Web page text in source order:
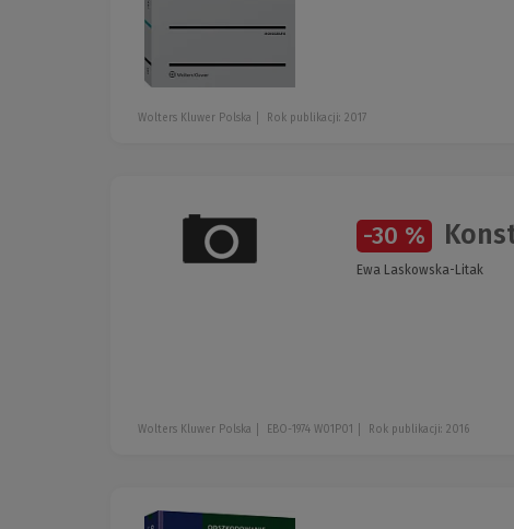
Wolters Kluwer Polska Rok publikacji: 2017
-30 %
Ewa Laskowska-Litak
Wolters Kluwer Polska EBO-1974 W01P01 Rok publikacji: 2016